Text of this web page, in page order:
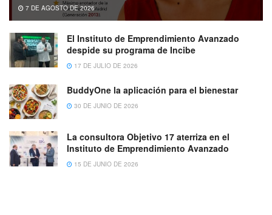
7 DE AGOSTO DE 2026
El Instituto de Emprendimiento Avanzado
despide su programa de Incibe
17 DE JULIO DE 2026
BuddyOne la aplicación para el bienestar
30 DE JUNIO DE 2026
La consultora Objetivo 17 aterriza en el
Instituto de Emprendimiento Avanzado
15 DE JUNIO DE 2026